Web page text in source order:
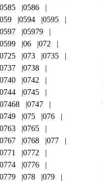
0585
0586
059 0594
0595
0597
05979
0599 06
072
0725 073
0735
0737
0738
0740
0742
0744
0745
07468
0747
0749 075
076
0763
0765
0767 0768
077
0771
0772
0774
0776
0779 078
079